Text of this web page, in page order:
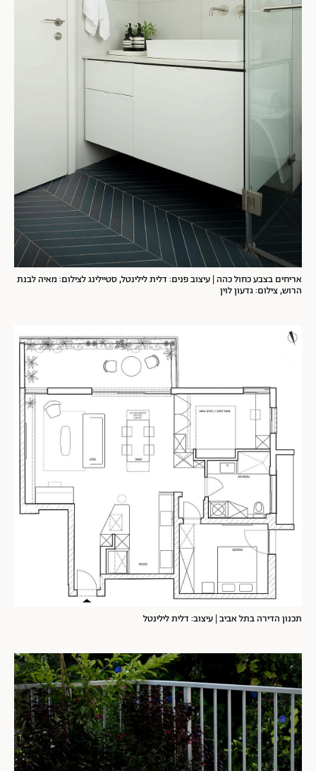
אריחים בצבע כחול כהה | עיצוב פנים: דלית לילינטל, סטיילינג לצילום: מאיה לבנת
הרוש, צילום: גדעון לוין
תכנון הדירה בתל אביב | עיצוב: דלית לילינטל